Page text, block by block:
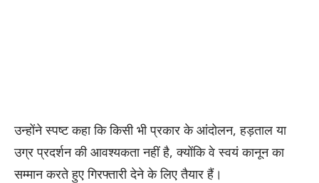
उन्होंने स्पष्ट कहा कि किसी भी प्रकार के आंदोलन, हड़ताल या
उग्र प्रदर्शन की आवश्यकता नहीं है, क्योंकि वे स्वयं कानून का
सम्मान करते हुए गिरफ्तारी देने के लिए तैयार हैं।